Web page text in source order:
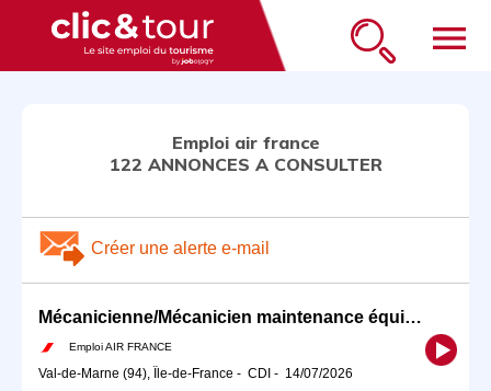
menu
Emploi air france
122 ANNONCES A CONSULTER
Créer une alerte e-mail
Mécanicienne/Mécanicien maintenance équipements Air France F/H
Emploi AIR FRANCE
Val-de-Marne (94), Île-de-France - CDI - 14/07/2026